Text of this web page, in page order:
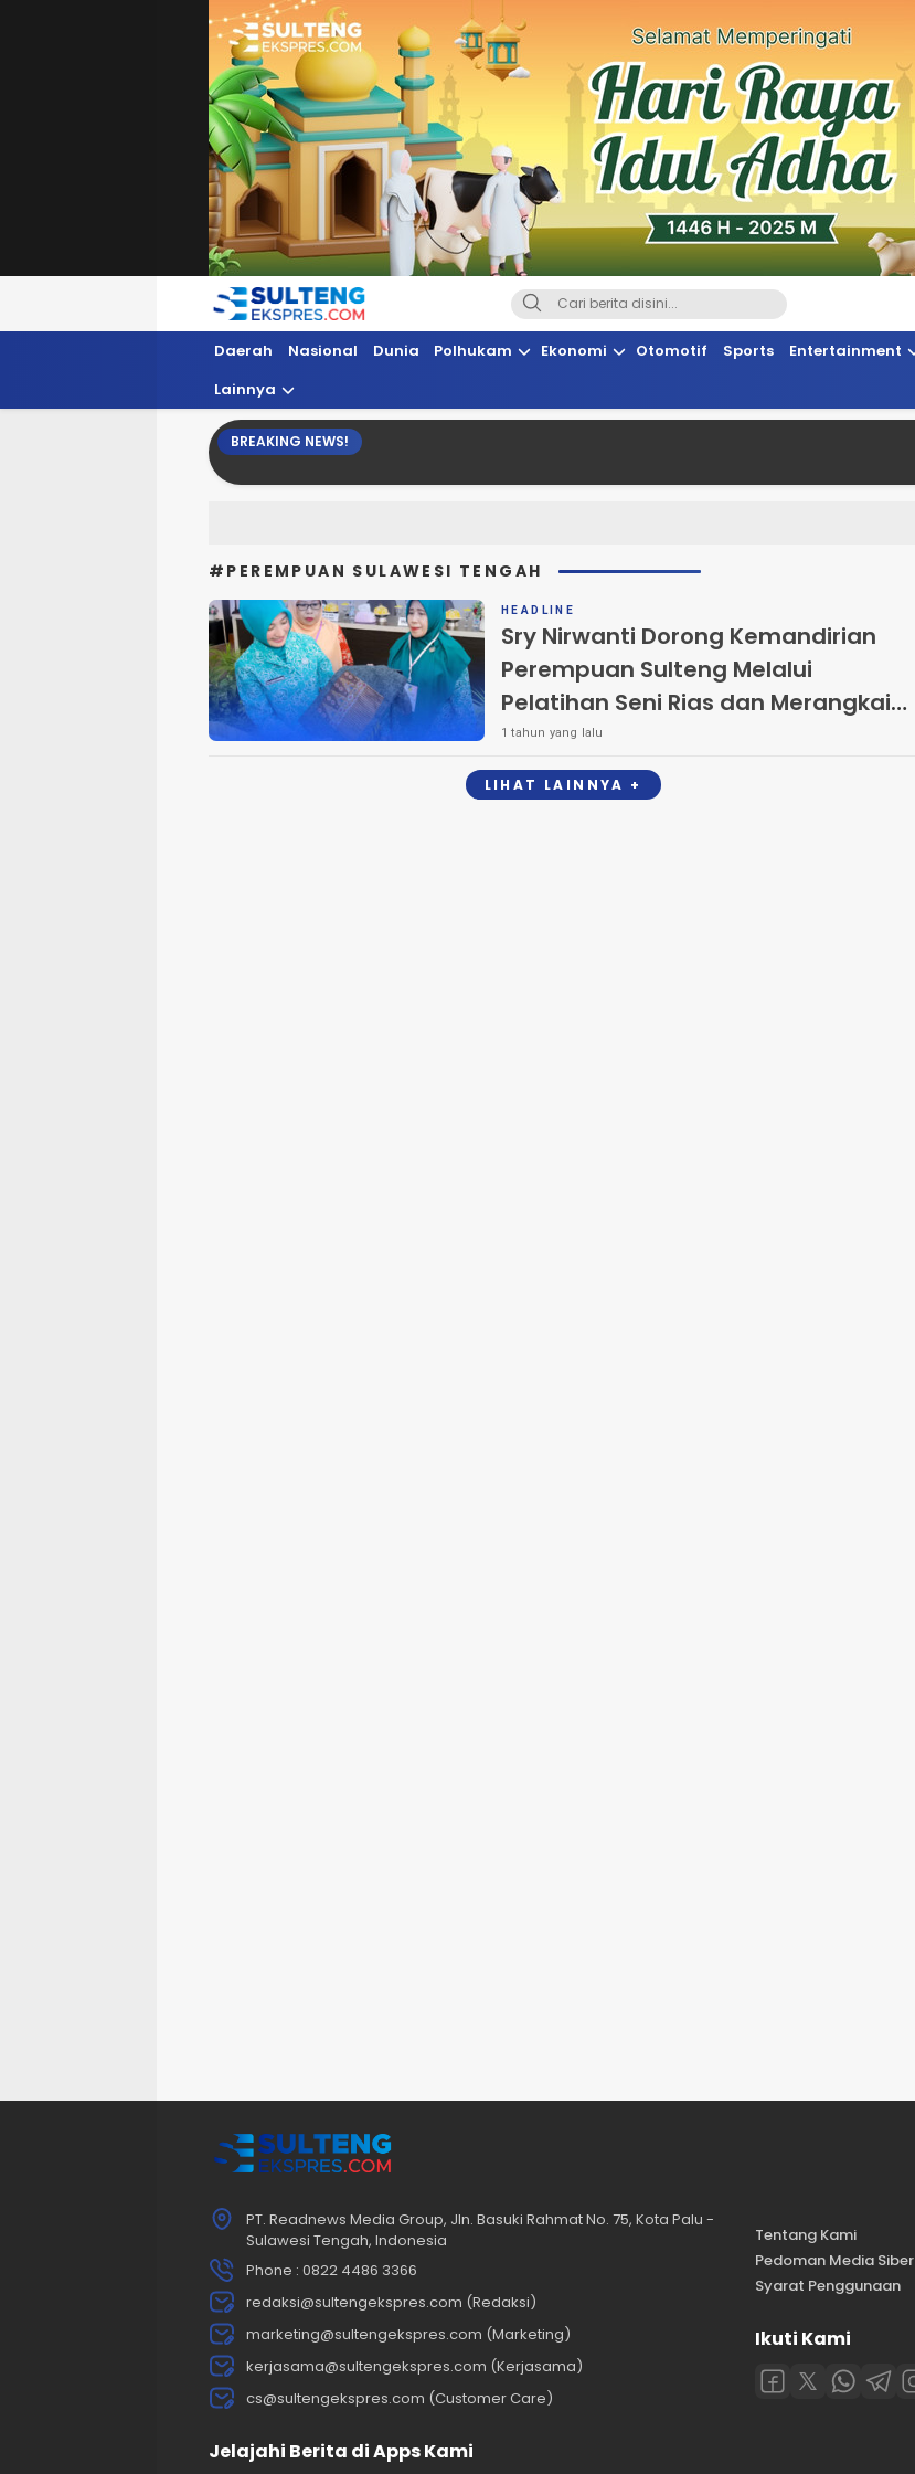
Sultengekspres.com
Berita Seputar Sulteng Hari Ini, Update Terkini, Suaranya Rakyat Sulteng
Daerah Nasional Dunia Polhukam Ekonomi Otomotif Sports Entertainment
Lainnya
BREAKING NEWS!
#PEREMPUAN SULAWESI TENGAH
HEADLINE
Sry Nirwanti Dorong Kemandirian
Perempuan Sulteng Melalui
Pelatihan Seni Rias dan Merangkai
Bunga
1 tahun yang lalu
LIHAT LAINNYA +
PT. Readnews Media Group, Jln. Basuki Rahmat No. 75, Kota Palu -
Sulawesi Tengah, Indonesia
Phone : 0822 4486 3366
redaksi@sultengekspres.com (Redaksi)
marketing@sultengekspres.com (Marketing)
kerjasama@sultengekspres.com (Kerjasama)
cs@sultengekspres.com (Customer Care)
Jelajahi Berita di Apps Kami
Tentang Kami
Pedoman Media Siber
Syarat Penggunaan
Ikuti Kami